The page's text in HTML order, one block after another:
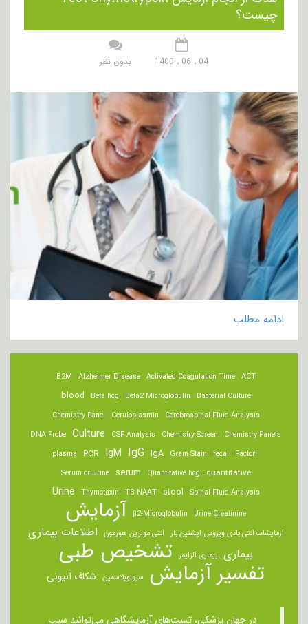
چیست؟
04 ، 06 ، 1400 بدون نظر
ادامه مطلب
ACT
Activated Coagulation Time
Alzheimer Disease
B2M
Bacterial Culture
Beta2 Microglobulin
Beta hcg
blood
Cerebrospinal Fluid Analysis
Ceruloplasmin
Chemistry Panel
Chemistry Panels
Chemistry Screen
CSF Analysis
Culture
DNA Probe
Factor I
fecal
Gram Stain
IgA
IgG
IgM
PCR
plasma
quantitative
Quantitative hcg
serum
Serum or Urine
Spinal Fluid Analysis
stool
TB NAAT
Thymotaxin
Urine
Urine Creatinine
β2-Microglobulin آزمایش
آزمایشات آنتی بادی ویروس اپشتین بار آنتی مولرین هورمون اطلاعات بیماری
بیماری بیماری آلزایمر تشخیص طبی
تفسیر آزمایش سرولوپلاسمین شکاف آنیونی
در جهان پزشکی، تست‌های آزمایشگاهی می‌توانند سبب